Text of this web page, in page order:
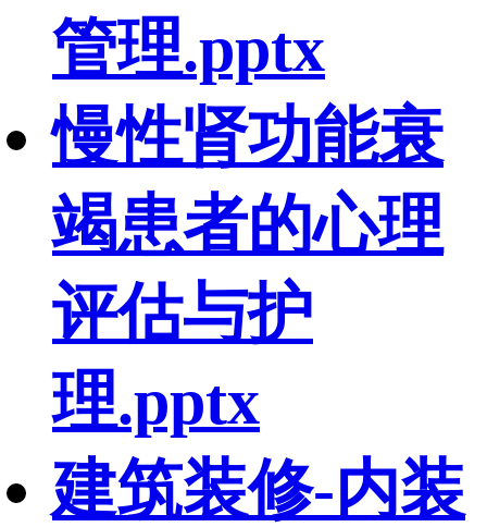
管理.pptx
慢性肾功能衰
竭患者的心理
评估与护
理.pptx
建筑装修-内装